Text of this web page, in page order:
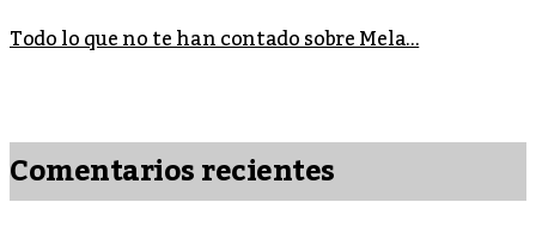
Todo lo que no te han contado sobre Mela...
Comentarios recientes